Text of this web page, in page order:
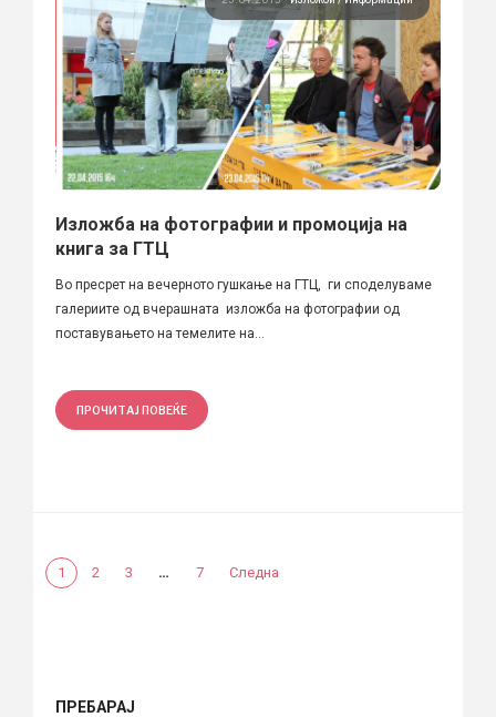
Изложба на фотографии и промоција на
книга за ГТЦ
Во пресрет на вечерното гушкање на ГТЦ, ги споделуваме
галериите од вчерашната изложба на фотографии од
поставувањето на темелите на...
ПРОЧИТАЈ ПОВЕЌЕ
1 2 3 … 7 Следна
ПРЕБАРАЈ